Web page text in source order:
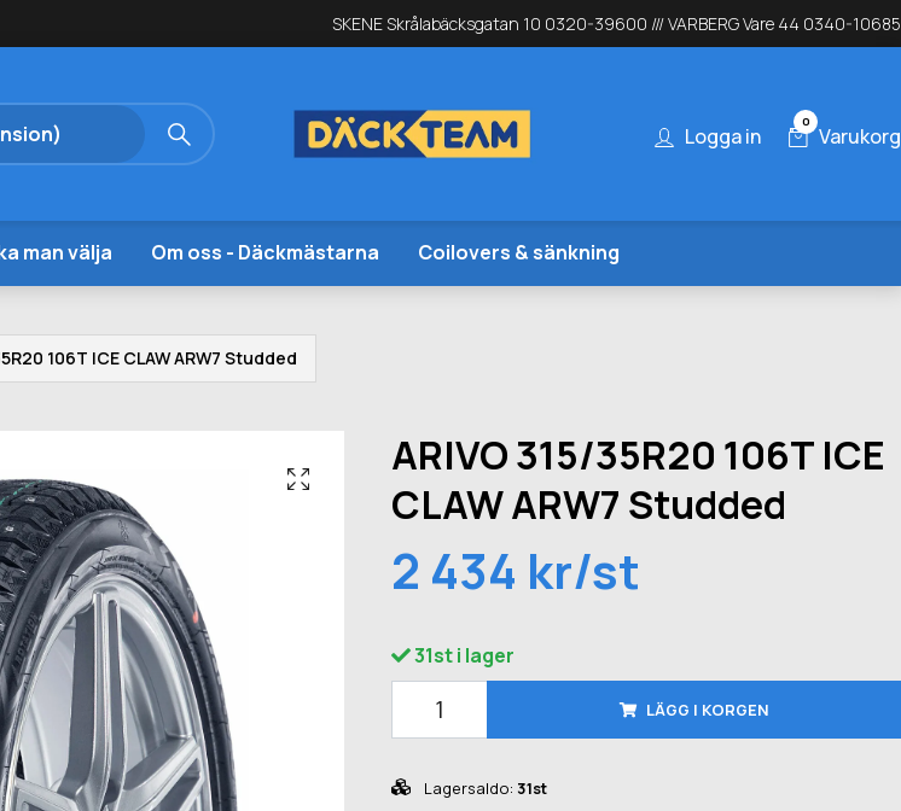
SKENE Skrålabäcksgatan 10 0320-39600 /// VARBERG Vare 44 0340-10685
Logga in
0
Varukorg
man välja Om oss - Däckmästarna Coilovers & sänkning
106T ICE CLAW ARW7 Studded
ARIVO 315/35R20 106T ICE
CLAW ARW7 Studded
2 434 kr/st
31st i lager
LÄGG I KORGEN
Lagersaldo: 31st